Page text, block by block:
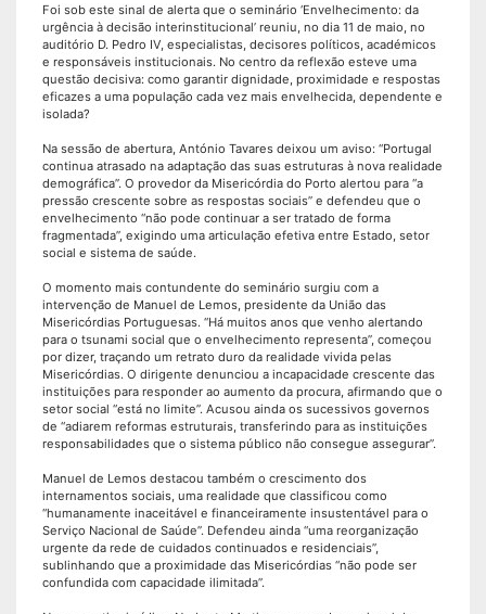
Foi sob este sinal de alerta que o seminário ‘Envelhecimento: da
urgência à decisão interinstitucional’ reuniu, no dia 11 de maio, no
auditório D. Pedro IV, especialistas, decisores políticos, académicos
e responsáveis institucionais. No centro da reflexão esteve uma
questão decisiva: como garantir dignidade, proximidade e respostas
eficazes a uma população cada vez mais envelhecida, dependente e
isolada?
Na sessão de abertura, António Tavares deixou um aviso: “Portugal
continua atrasado na adaptação das suas estruturas à nova realidade
demográfica”. O provedor da Misericórdia do Porto alertou para “a
pressão crescente sobre as respostas sociais” e defendeu que o
envelhecimento “não pode continuar a ser tratado de forma
fragmentada”, exigindo uma articulação efetiva entre Estado, setor
social e sistema de saúde.
O momento mais contundente do seminário surgiu com a
intervenção de Manuel de Lemos, presidente da União das
Misericórdias Portuguesas. “Há muitos anos que venho alertando
para o tsunami social que o envelhecimento representa”, começou
por dizer, traçando um retrato duro da realidade vivida pelas
Misericórdias. O dirigente denunciou a incapacidade crescente das
instituições para responder ao aumento da procura, afirmando que o
setor social “está no limite”. Acusou ainda os sucessivos governos
de “adiarem reformas estruturais, transferindo para as instituições
responsabilidades que o sistema público não consegue assegurar”.
Manuel de Lemos destacou também o crescimento dos
internamentos sociais, uma realidade que classificou como
“humanamente inaceitável e financeiramente insustentável para o
Serviço Nacional de Saúde”. Defendeu ainda “uma reorganização
urgente da rede de cuidados continuados e residenciais”,
sublinhando que a proximidade das Misericórdias “não pode ser
confundida com capacidade ilimitada”.